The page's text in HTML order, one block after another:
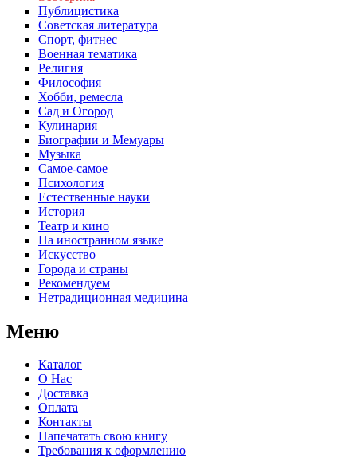
Публицистика
Советская литература
Спорт, фитнес
Военная тематика
Религия
Философия
Хобби, ремесла
Сад и Огород
Кулинария
Биографии и Мемуары
Музыка
Самое-самое
Психология
Естественные науки
История
Театр и кино
На иностранном языке
Искусство
Города и страны
Рекомендуем
Нетрадиционная медицина
Меню
Каталог
О Нас
Доставка
Оплата
Контакты
Напечатать свою книгу
Требования к оформлению